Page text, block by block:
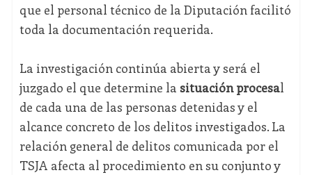
que el personal técnico de la Diputación facilitó
toda la documentación requerida.
La investigación continúa abierta y será el
juzgado el que determine la situación procesal
de cada una de las personas detenidas y el
alcance concreto de los delitos investigados. La
relación general de delitos comunicada por el
TSJA afecta al procedimiento en su conjunto y